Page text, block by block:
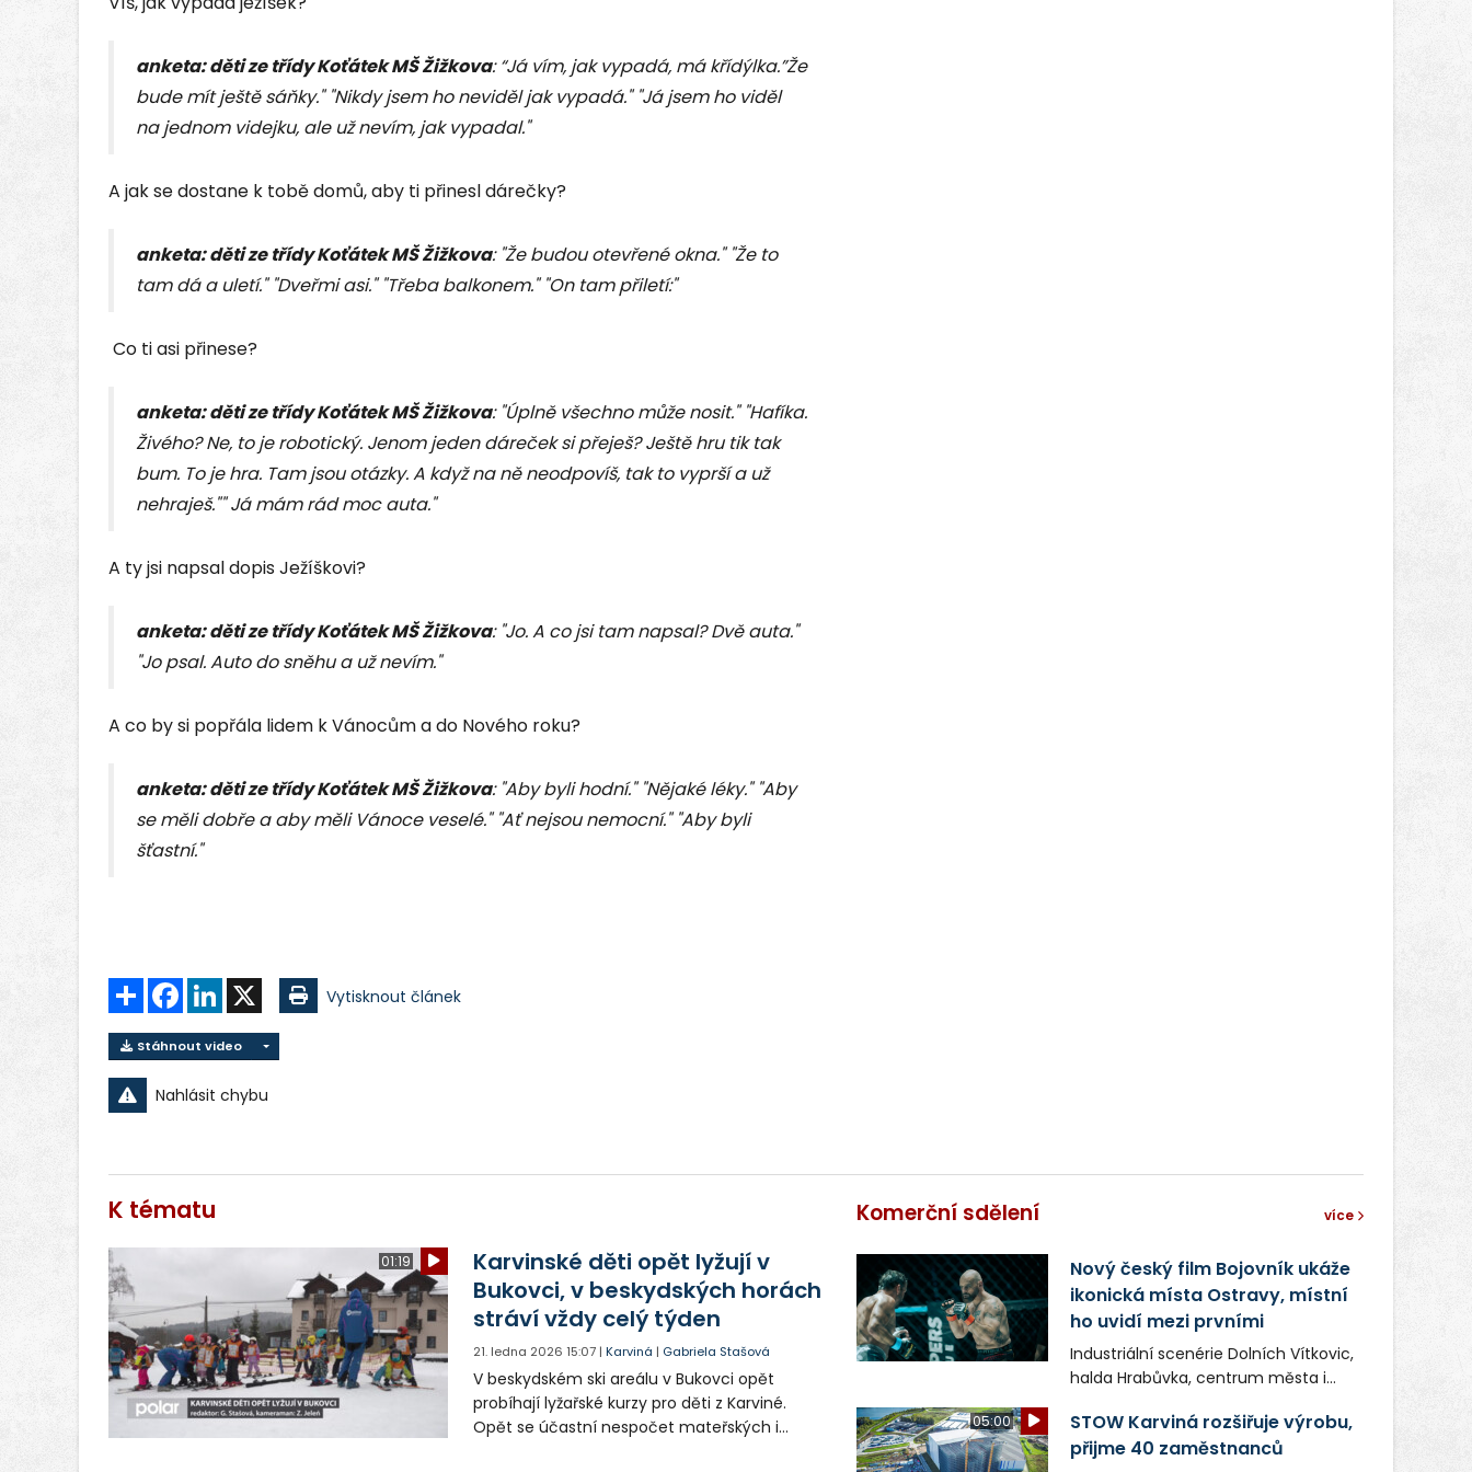
anketa: děti ze třídy Koťátek MŠ Žižkova: “Já vím, jak vypadá, má křídýlka.”Že
bude mít ještě sáňky." "Nikdy jsem ho neviděl jak vypadá." "Já jsem ho viděl
na jednom videjku, ale už nevím, jak vypadal."
A jak se dostane k tobě domů, aby ti přinesl dárečky?
anketa: děti ze třídy Koťátek MŠ Žižkova: "Že budou otevřené okna." "Že to
tam dá a uletí." "Dveřmi asi." "Třeba balkonem." "On tam přiletí:"
Co ti asi přinese?
anketa: děti ze třídy Koťátek MŠ Žižkova:"Úplně všechno může nosit." "Hafíka.
Živého?Ne, to je robotický. Jenom jeden dáreček si přeješ? Ještě hru tik tak
bum. To je hra. Tam jsou otázky. A když na ně neodpovíš, tak to vyprší a už
nehraješ."" Já mám rád moc auta."
A ty jsi napsal dopis Ježíškovi?
anketa: děti ze třídy Koťátek MŠ Žižkova: "Jo. A co jsi tam napsal? Dvě auta."
"Jo psal. Auto do sněhu a už nevím."
A co by si popřála lidem k Vánocům a do Nového roku?
anketa: děti ze třídy Koťátek MŠ Žižkova: "Aby byli hodní." "Nějaké léky." "Aby
se měli dobře a aby měli Vánoce veselé." "Ať nejsou nemocní." "Aby byli
šťastní."
Sdílet FacebookLinkedIn Vytisknout článek
Stáhnout video
Nahlásit chybu
K tématu
01:19
Karvinské děti opět lyžují v
Bukovci, v beskydských horách
stráví vždy celý týden
21. ledna 2026 15:07 |Karviná | Gabriela Stašová
V beskydském ski areálu v Bukovci opět
probíhají lyžařské kurzy pro děti z Karviné.
Opět se účastní nespočet mateřských i
Komerční sdělení více
Nový český film Bojovník ukáže
ikonická místa Ostravy, místní
ho uvidí mezi prvními
Industriální scenérie Dolních Vítkovic,
halda Hrabůvka, centrum města i
v novém filmu Bojovník, který vstoupí
do kin už 13. srpna. Režiséři Vojtěch
05:00
STOW Karviná rozšiřuje výrobu,
přijme 40 zaměstnanců